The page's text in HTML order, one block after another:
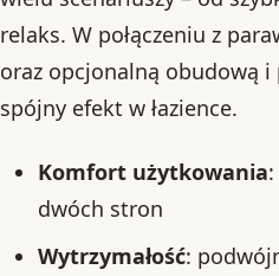
relaks. W połączeniu z
oraz opcjonalną obudową i
spójny efekt w łazience.
Komfort użytkowania
dwóch stron
Wytrzymałość: